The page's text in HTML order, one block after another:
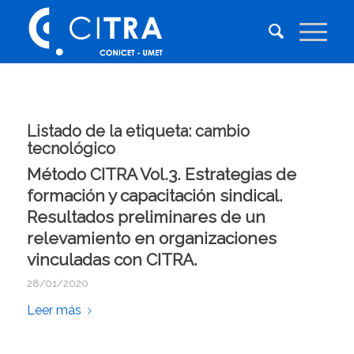
Listado de la etiqueta: cambio
tecnológico
Método CITRA Vol.3. Estrategias de
formación y capacitación sindical.
Resultados preliminares de un
relevamiento en organizaciones
vinculadas con CITRA.
28/01/2020
Leer más